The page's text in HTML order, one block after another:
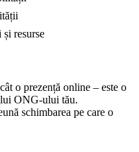
resurse
o prezență online – este o
ONG-ului tău.
schimbarea pe care o